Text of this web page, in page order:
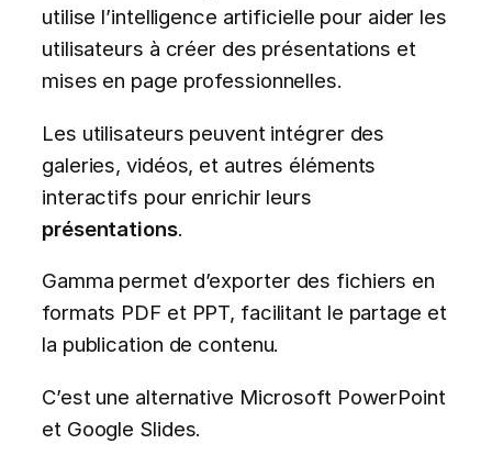
utilise l’intelligence artificielle pour aider les
utilisateurs à créer des présentations et
mises en page professionnelles.
Les utilisateurs peuvent intégrer des
galeries, vidéos, et autres éléments
interactifs pour enrichir leurs
présentations.
Gamma permet d’exporter des fichiers en
formats PDF et PPT, facilitant le partage et
la publication de contenu.
C’est une alternative Microsoft PowerPoint
et Google Slides.